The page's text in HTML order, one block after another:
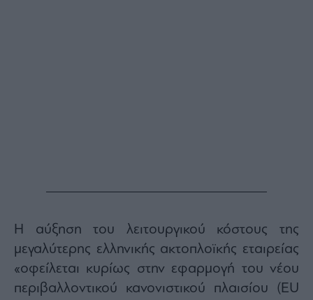
Η αύξηση του λειτουργικού κόστους της
μεγαλύτερης ελληνικής ακτοπλοϊκής εταιρείας
«οφείλεται κυρίως στην εφαρμογή του νέου
περιβαλλοντικού κανονιστικού πλαισίου (EU